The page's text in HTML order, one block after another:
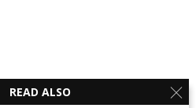
READ ALSO